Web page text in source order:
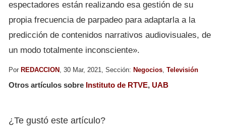
espectadores están realizando esa gestión de su
propia frecuencia de parpadeo para adaptarla a la
predicción de contenidos narrativos audiovisuales, de
un modo totalmente inconsciente».
Por REDACCION , 30 Mar, 2021, Sección: Negocios, Televisión
Otros artículos sobre Instituto de RTVE, UAB
¿Te gustó este artículo?